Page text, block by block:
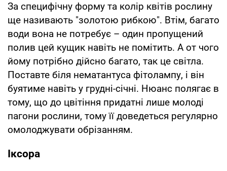
За специфічну форму та колір квітів рослину
ще називають "золотою рибкою". Втім, багато
води вона не потребує – один пропущений
полив цей кущик навіть не помітить. А от чого
йому потрібно дійсно багато, так це світла.
Поставте біля нематантуса фітолампу, і він
буятиме навіть у грудні-січні. Нюанс полягає в
тому, що до цвітіння придатні лише молоді
пагони рослини, тому її доведеться регулярно
омолоджувати обрізанням.
Іксора